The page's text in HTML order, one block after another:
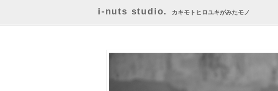
i-nuts studio. カキモトヒロユキがみたモノ